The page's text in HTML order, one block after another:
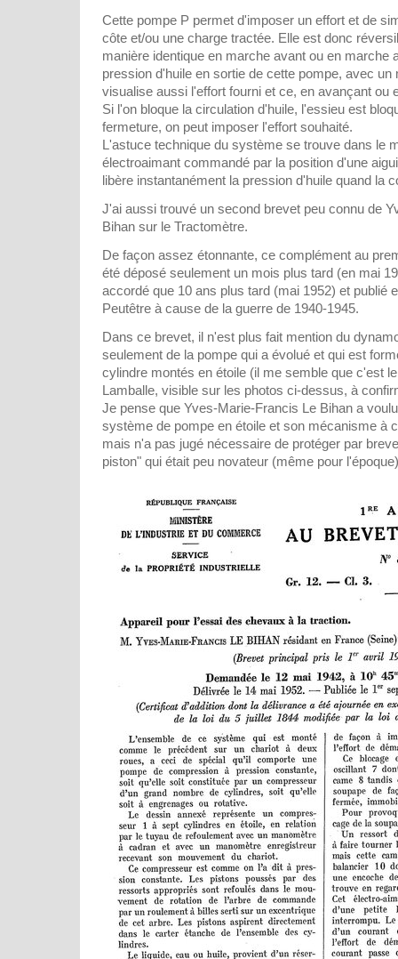
Cette pompe P permet d'imposer un effort et de
côte et/ou une charge tractée. Elle est donc
manière identique en marche avant ou en marche
pression d'huile en sortie de cette pompe, avec un
visualise aussi l'effort fourni et ce, en avançant ou
Si l'on bloque la circulation d'huile, l'essieu est
fermeture, on peut imposer l'effort souhaité.
L'astuce technique du système se trouve dans le
électroaimant commandé par la position d'une
libère instantanément la pression d'huile quand la
J'ai aussi trouvé un second brevet peu connu de
Bihan sur le Tractomètre.
De façon assez étonnante, ce complément au
été déposé seulement un mois plus tard (en mai
accordé que 10 ans plus tard (mai 1952) et publié
Peutêtre à cause de la guerre de 1940-1945.
Dans ce brevet, il n'est plus fait mention du
seulement de la pompe qui a évolué et qui est
cylindre montés en étoile (il me semble que c'est
Lamballe, visible sur les photos ci-dessus, à
Je pense que Yves-Marie-Francis Le Bihan a
système de pompe en étoile et son mécanisme à
mais n'a pas jugé nécessaire de protéger par
piston" qui était peu novateur (même pour